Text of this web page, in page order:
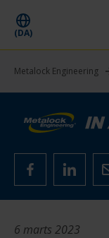
(DA)
Metalock Engineering
6 marts 2023